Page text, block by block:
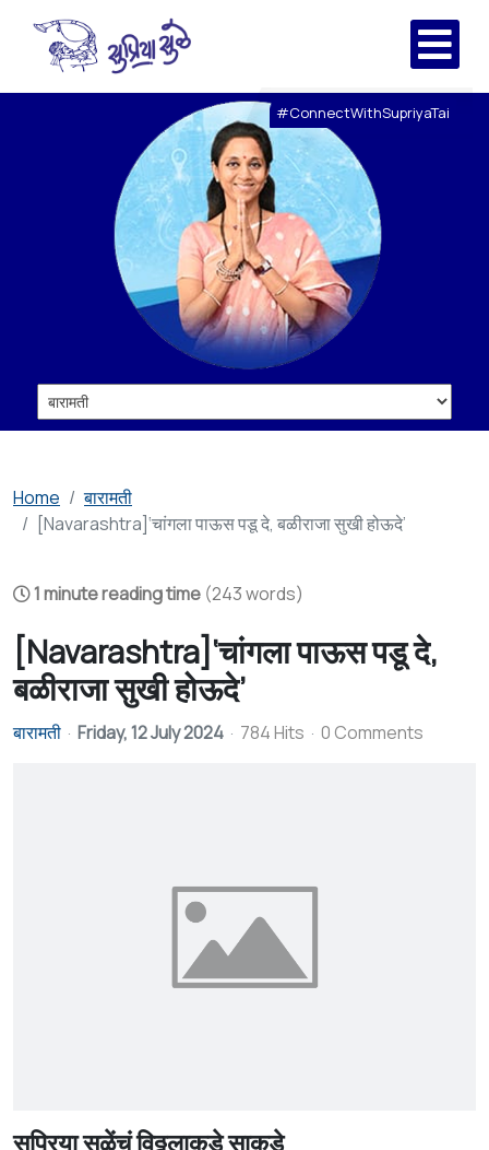
#ConnectWithSupriyaTai
Home
बारामती
[Navarashtra]‘चांगला पाऊस पडू दे, बळीराजा सुखी होऊदे’
1 minute reading time (243 words)
[Navarashtra]‘चांगला पाऊस पडू दे,
बळीराजा सुखी होऊदे’
बारामती Friday, 12 July 2024 784 Hits 0 Comments
सुप्रिया सुळेंचं विठ्ठलाकडे साकडे